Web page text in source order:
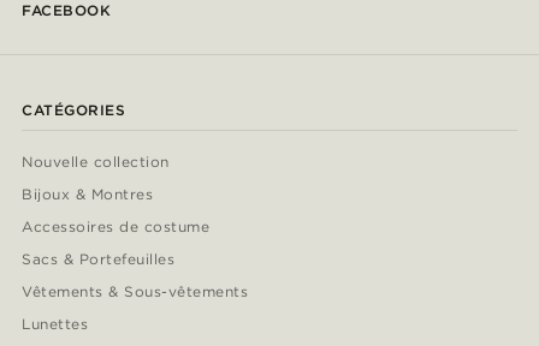
FACEBOOK
CATÉGORIES
Nouvelle collection
Bijoux & Montres
Accessoires de costume
Sacs & Portefeuilles
Vêtements & Sous-vêtements
Lunettes